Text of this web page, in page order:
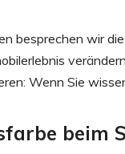
besprechen wir
Wenn Sie
beim